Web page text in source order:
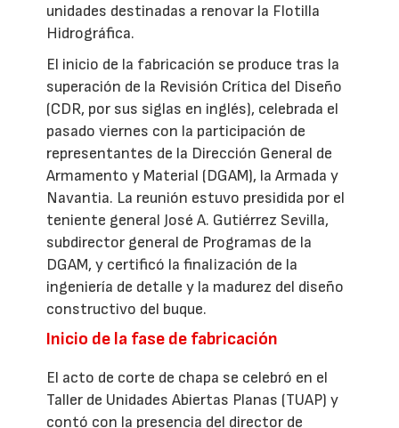
unidades destinadas a renovar la Flotilla
Hidrográfica.
El inicio de la fabricación se produce tras la
superación de la Revisión Crítica del Diseño
(CDR, por sus siglas en inglés), celebrada el
pasado viernes con la participación de
representantes de la Dirección General de
Armamento y Material (DGAM), la Armada y
Navantia. La reunión estuvo presidida por el
teniente general José A. Gutiérrez Sevilla,
subdirector general de Programas de la
DGAM, y certificó la finalización de la
ingeniería de detalle y la madurez del diseño
constructivo del buque.
Inicio de la fase de fabricación
El acto de corte de chapa se celebró en el
Taller de Unidades Abiertas Planas (TUAP) y
contó con la presencia del director de